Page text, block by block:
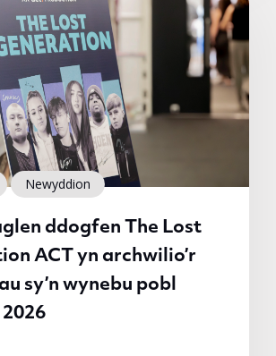
Newyddion
ddogfen The Lost
ACT yn archwilio’r
sy’n wynebu pobl